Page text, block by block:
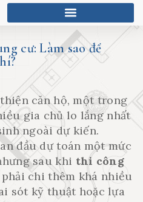
cư: Làm sao để
căn hộ, một trong
gia chủ lo lắng nhất
ngoài dự kiến.
đầu dự toán một mức
sau khi thi công
chi thêm khá nhiều
sót kỹ thuật hoặc lựa